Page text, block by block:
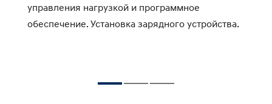
управления нагрузкой и программное
обеспечение. Установка зарядного устройства.